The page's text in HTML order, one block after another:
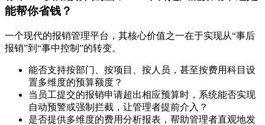
能帮你省钱？
一个现代的报销管理平台，其核心价值之一在于实现从“事后
报销”到“事中控制”的转变。
能否支持按部门、按项目、按人员，甚至按费用科目设
置多维度的预算额度？
当员工提交的报销申请超出相应预算时，系统能否实现
自动预警或强制拦截，让管理者提前介入？
是否提供多维度的费用分析报表，帮助管理者直观地发